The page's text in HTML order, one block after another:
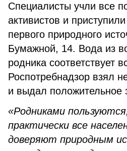
Специалисты учли все
активистов и
первого природного
Бумажной, 14. Вода из
родника соответствует
Роспотребнадзор взял
и выдал положительное
«Родниками
практически все
доверяют природным